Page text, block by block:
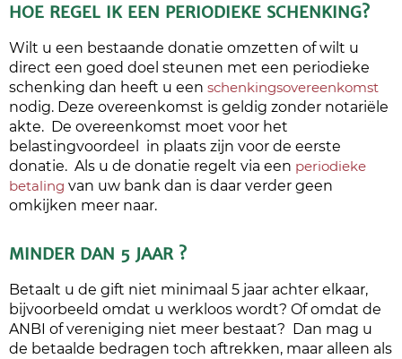
HOE REGEL IK EEN PERIODIEKE SCHENKING?
Wilt u een bestaande donatie omzetten of wilt u
direct een goed doel steunen met een periodieke
schenking dan heeft u een schenkingsovereenkomst
nodig. Deze overeenkomst is geldig zonder notariële
akte. De overeenkomst moet voor het
belastingvoordeel in plaats zijn voor de eerste
donatie. Als u de donatie regelt via een periodieke
betaling van uw bank dan is daar verder geen
omkijken meer naar.
MINDER DAN 5 JAAR ?
Betaalt u de gift niet minimaal 5 jaar achter elkaar,
bijvoorbeeld omdat u werkloos wordt? Of omdat de
ANBI of vereniging niet meer bestaat? Dan mag u
de betaalde bedragen toch aftrekken, maar alleen als